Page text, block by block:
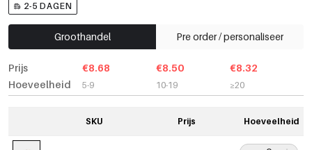
2-5 DAGEN
Groothandel Pre order / personaliseer
Prijs
Hoeveelheid
€8.68
5-9
€8.50
10-19
€8.32
≥20
SKU Prijs Hoeveelheid